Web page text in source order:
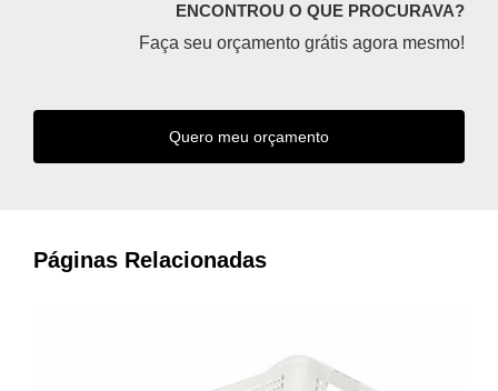
ENCONTROU O QUE PROCURAVA?
Faça seu orçamento grátis agora mesmo!
Quero meu orçamento
Páginas Relacionadas